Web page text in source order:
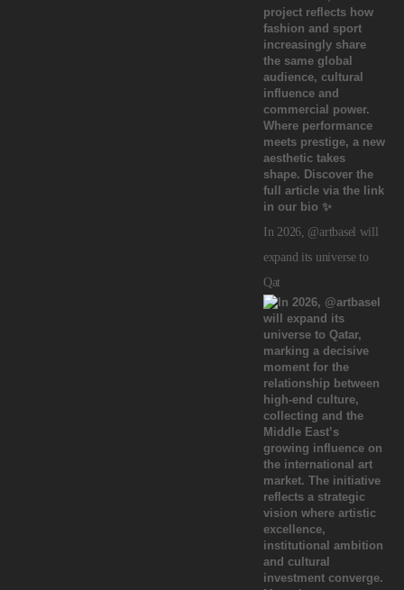
In 2026, @artbasel will
expand its universe to
Qat